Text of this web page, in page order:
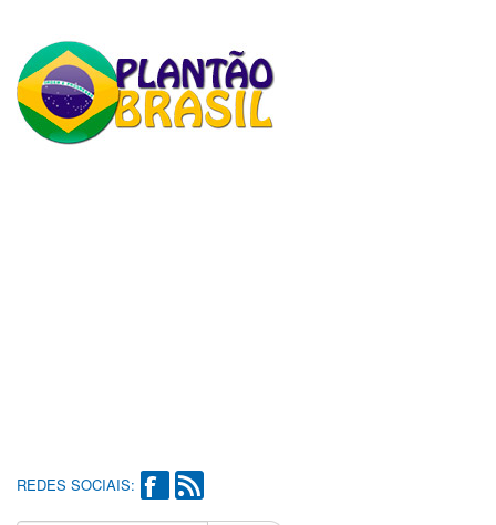
REDES SOCIAIS: